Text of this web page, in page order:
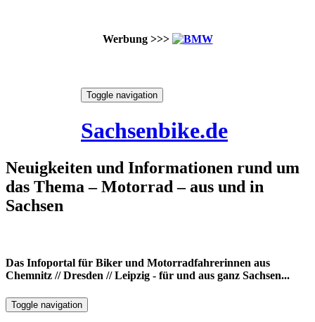
Werbung >>>
Toggle navigation
Sachsenbike.de
Neuigkeiten und Informationen rund um
das Thema – Motorrad – aus und in
Sachsen
Das Infoportal für Biker und Motorradfahrerinnen aus
Chemnitz // Dresden // Leipzig - für und aus ganz Sachsen...
Toggle navigation